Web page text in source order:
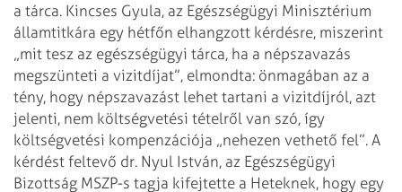
a tárca. Kincses Gyula, az Egészségügyi Minisztérium
államtitkára egy hétfőn elhangzott kérdésre, miszerint
„mit tesz az egészségügyi tárca, ha a népszavazás
megszünteti a vizitdíjat”, elmondta: önmagában az a
tény, hogy népszavazást lehet tartani a vizitdíjról, azt
jelenti, nem költségvetési tételről van szó, így
költségvetési kompenzációja „nehezen vethető fel”. A
kérdést feltevő dr. Nyul István, az Egészségügyi
Bizottság MSZP-s tagja kifejtette a Heteknek, hogy egy